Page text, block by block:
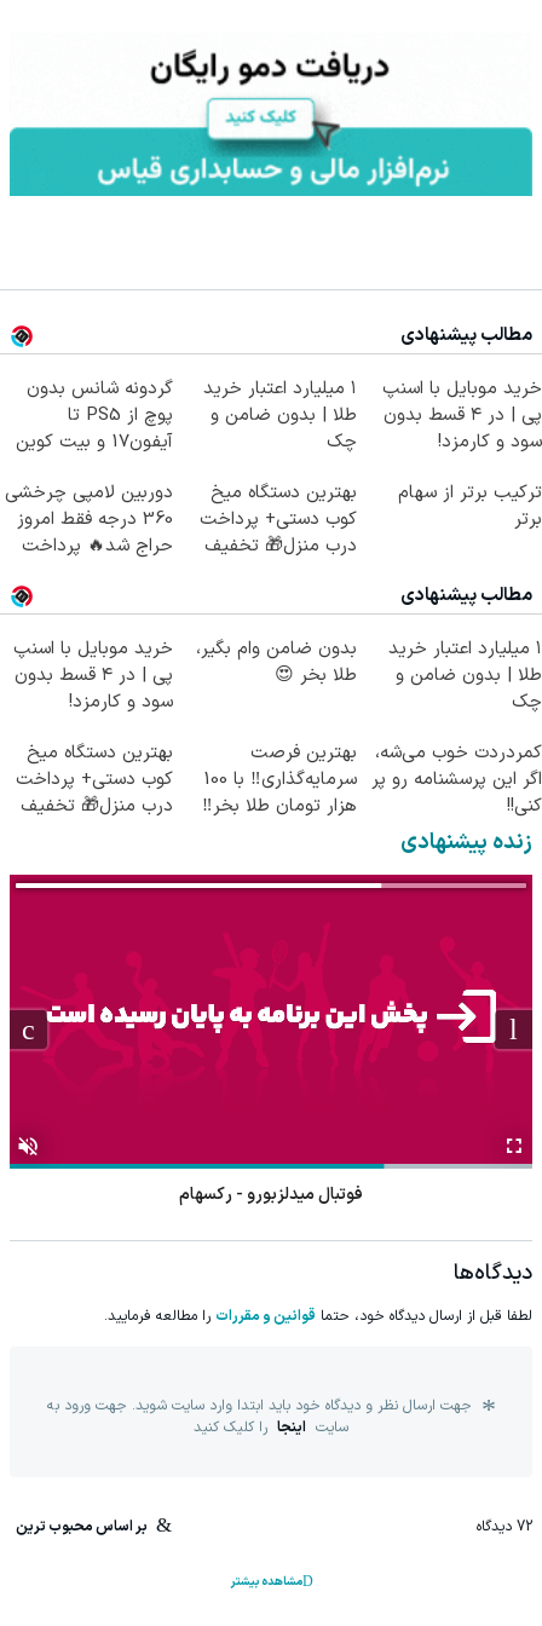
مطالب پیشنهادی
خرید موبایل با اسنپ
پی | در ۴ قسط بدون
سود و کارمزد!
۱ میلیارد اعتبار خرید
طلا | بدون ضامن و
چک
گردونه شانس بدون
پوچ از PS5 تا
آیفون17 و بیت کوین
ترکیب برتر از سهام
برتر
بهترین دستگاه میخ
کوب دستی+ پرداخت
درب منزل🎁 تخفیف
دوربین لامپی چرخشی
360 درجه فقط امروز
حراج شد🔥 پرداخت
مطالب پیشنهادی
۱ میلیارد اعتبار خرید
طلا | بدون ضامن و
چک
بدون ضامن وام بگیر،
طلا بخر 😍
خرید موبایل با اسنپ
پی | در ۴ قسط بدون
سود و کارمزد!
کمردردت خوب می‌شه،
اگر این پرسشنامه رو پر
کنی!!
بهترین فرصت
سرمایه‌گذاری‼️ با 100
هزار تومان طلا بخر‼️
بهترین دستگاه میخ
کوب دستی+ پرداخت
درب منزل🎁 تخفیف
زنده پیشنهادی
فوتبال میدلزبورو - رکسهام
دیدگاه‌ها
لطفا قبل از ارسال دیدگاه خود، حتما قوانین و مقررات را مطالعه فرمایید.
جهت ارسال نظر و دیدگاه خود باید ابتدا وارد سایت شوید. جهت ورود به
سایت اینجا را کلیک کنید
72 دیدگاه بر اساس محبوب ترین
مشاهده بیشتر